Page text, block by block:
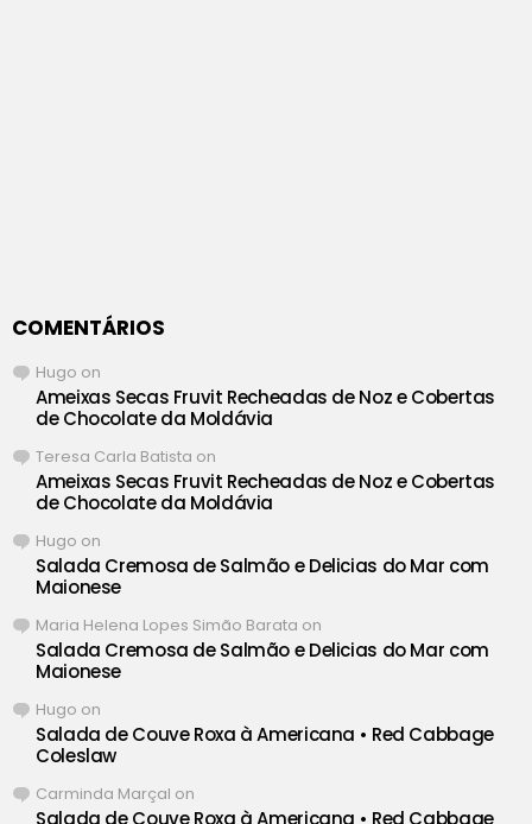
COMENTÁRIOS
Hugo on
Ameixas Secas Fruvit Recheadas de Noz e Cobertas
de Chocolate da Moldávia
Teresa Carla Batista on
Ameixas Secas Fruvit Recheadas de Noz e Cobertas
de Chocolate da Moldávia
Hugo on
Salada Cremosa de Salmão e Delicias do Mar com
Maionese
Maria Helena Lopes Simão Barata on
Salada Cremosa de Salmão e Delicias do Mar com
Maionese
Hugo on
Salada de Couve Roxa à Americana • Red Cabbage
Coleslaw
Carminda Marçal on